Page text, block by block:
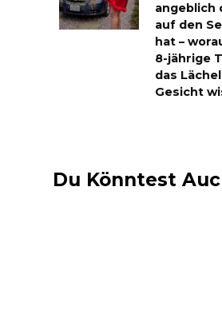
angeblich
auf den
hat –
8-jährige
das
Gesicht
Du Könntest